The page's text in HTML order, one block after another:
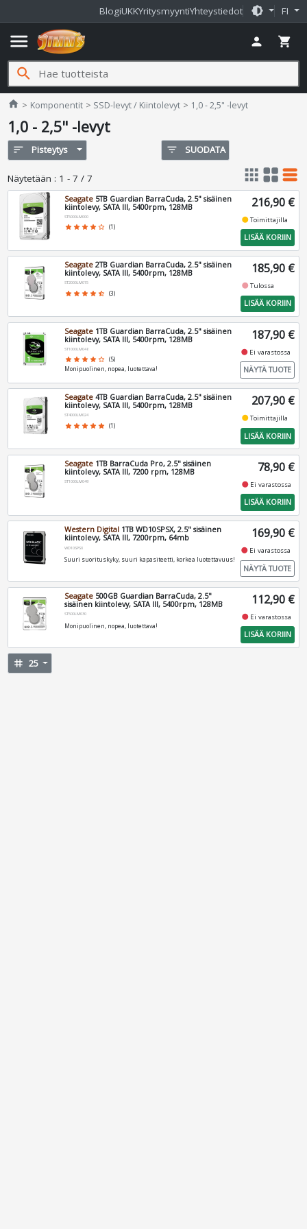
BlogiUKKYritysmyyntiYhteystiedot brightness_medium FI
menu person shopping_cart
search
home Jimms.fi
Komponentit SSD-levyt / Kiintolevyt 1,0 - 2,5" -levyt
1,0 - 2,5" -levyt
sort Pisteytys filter_list SUODATA
Näytetään : 1 - 7 / 7 apps grid_view table_rows
Seagate 5TB Guardian BarraCuda, 2.5" sisäinen
kiintolevy, SATA III, 5400rpm, 128MB
ST5000LM000
star star star star star_border (1)
216,90 €
fiber_manual_recordToimittajilla
LISÄÄ KORIIN
Seagate 2TB Guardian BarraCuda, 2.5" sisäinen
kiintolevy, SATA III, 5400rpm, 128MB
ST2000LM015
star star star star star_half (3)
185,90 €
fiber_manual_recordTulossa
LISÄÄ KORIIN
Seagate 1TB Guardian BarraCuda, 2.5" sisäinen
kiintolevy, SATA III, 5400rpm, 128MB
ST1000LM048
star star star star star_border (5)
Monipuolinen, nopea, luotettava!
187,90 €
fiber_manual_record Ei varastossa
NÄYTÄ TUOTE
Seagate 4TB Guardian BarraCuda, 2.5" sisäinen
kiintolevy, SATA III, 5400rpm, 128MB
ST4000LM024
star star star star star (1)
207,90 €
fiber_manual_recordToimittajilla
LISÄÄ KORIIN
Seagate 1TB BarraCuda Pro, 2.5" sisäinen
kiintolevy, SATA III, 7200 rpm, 128MB
ST1000LM049
78,90 €
fiber_manual_record Ei varastossa
LISÄÄ KORIIN
Western Digital 1TB WD10SPSX, 2.5" sisäinen
kiintolevy, SATA III, 7200rpm, 64mb
WD10SPSX
Suuri suorituskyky, suuri kapasiteetti, korkea luotettavuus!
169,90 €
fiber_manual_record Ei varastossa
NÄYTÄ TUOTE
Seagate 500GB Guardian BarraCuda, 2.5"
sisäinen kiintolevy, SATA III, 5400rpm, 128MB
ST500LM030
Monipuolinen, nopea, luotettava!
112,90 €
fiber_manual_record Ei varastossa
LISÄÄ KORIIN
tag 25